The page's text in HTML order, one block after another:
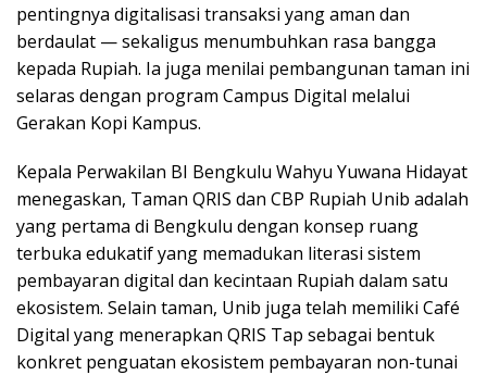
pentingnya digitalisasi transaksi yang aman dan
berdaulat — sekaligus menumbuhkan rasa bangga
kepada Rupiah. Ia juga menilai pembangunan taman ini
selaras dengan program Campus Digital melalui
Gerakan Kopi Kampus.
Kepala Perwakilan BI Bengkulu Wahyu Yuwana Hidayat
menegaskan, Taman QRIS dan CBP Rupiah Unib adalah
yang pertama di Bengkulu dengan konsep ruang
terbuka edukatif yang memadukan literasi sistem
pembayaran digital dan kecintaan Rupiah dalam satu
ekosistem. Selain taman, Unib juga telah memiliki Café
Digital yang menerapkan QRIS Tap sebagai bentuk
konkret penguatan ekosistem pembayaran non-tunai